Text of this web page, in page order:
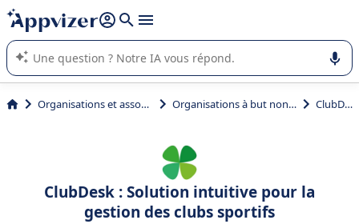
répondre (plusieurs lignes avec
L'IA de Appvizer vous guide dans l'utilisation ou la sélection de
logiciel SaaS en entreprise.
Organisations et associations Organisations à but non lucratif ClubDesk
ClubDesk : Solution intuitive pour la
gestion des clubs sportifs